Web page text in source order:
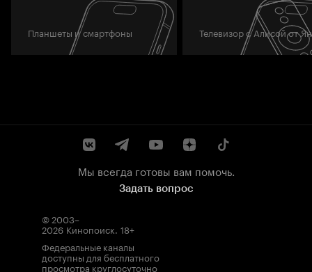
Планшеты и смартфоны Телевизор с Алисой от
Мы всегда готовы вам помочь.
Задать вопрос
© 2003–
2026 Кинопоиск. 18+
Федеральные каналы
доступны для бесплатного
просмотра круглосуточно